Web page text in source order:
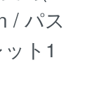
/ パス
ト1